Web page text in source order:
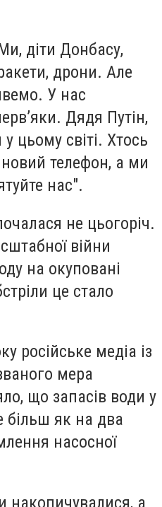
діти Донбасу,
дрони. Але
У нас
Дядя Путін,
цьому світі. Хтось
телефон, а ми
нас".
не цьогоріч.
війни
на окуповані
це стало
російське медіа із
мера
що запасів води у
більш як на два
насосної
накопичувалися, а